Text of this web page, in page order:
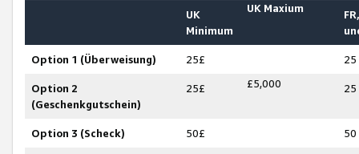
UK
Minimum
UK Maxium
Option 1 (Überweisung) 25£ 25
Option 2
(Geschenkgutschein)
25£ £5,000 25
Option 3 (Scheck) 50£ 50